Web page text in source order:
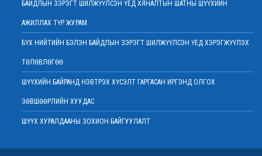
Элчин сайдтай хамтын ажиллагааны талаар санал солилцов
2022 оны 01 сарын 19
Үндсэн хуулийн цэцийн гишүүнд нэр дэвшигчийн материал хүлээн авах
2022 оны 01 сарын 19
Улсын дээд шүүхийн дэргэдэх Шүүхийн сургалт, судалгаа, мэдээллийн
Дээд шүүхийн нийт шүүгчийн хуралдаан болно
БАЙДЛЫН ЗЭРЭГТ ШИЛЖҮҮЛСЭН ҮЕД ХЯНАЛТЫН ШАТНЫ ШҮҮХИЙН
АЖИЛЛАХ ТҮР ЖУРАМ
БҮХ НИЙТИЙН БЭЛЭН БАЙДЛЫН ЗЭРЭГТ ШИЛЖҮҮЛСЭН ҮЕД ХЭРЭГЖҮҮЛЭХ
ТӨЛӨВЛӨГӨӨ
ШҮҮХИЙН БАЙРАНД НЭВТРЭХ ХҮСЭЛТ ГАРГАСАН ИРГЭНД ОЛГОХ
ЗӨВШӨӨРЛИЙН ХУУДАС
ШҮҮХ ХУРАЛДААНЫ ЗОХИОН БАЙГУУЛАЛТ